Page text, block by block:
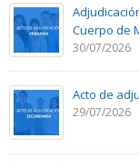
Cuerpo de
30/07/2026
Acto de
29/07/2026